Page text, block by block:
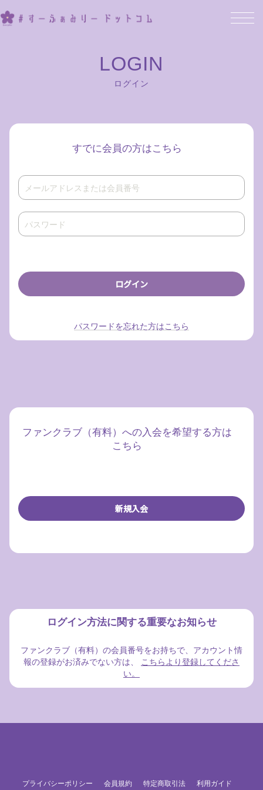
ログイン
すでに会員の方はこちら
パスワードを忘れた方はこちら
ファンクラブ（有料）への入会を希望する方は
こちら
ログイン方法に関する重要なお知らせ
ファンクラブ（有料）の会員番号をお持ちで、アカウント情
報の登録がお済みでない方は、 こちらより登録してくださ
い。
プライバシーポリシー 会員規約 特定商取引法
利用ガイド